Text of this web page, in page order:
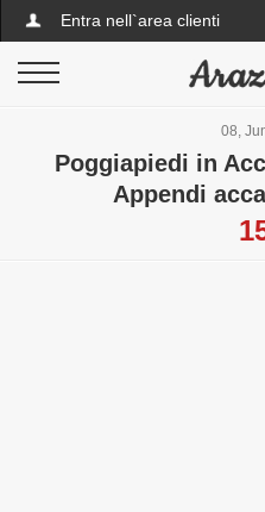
Entra nell`area clienti
08,
Poggiapiedi in
Appendi